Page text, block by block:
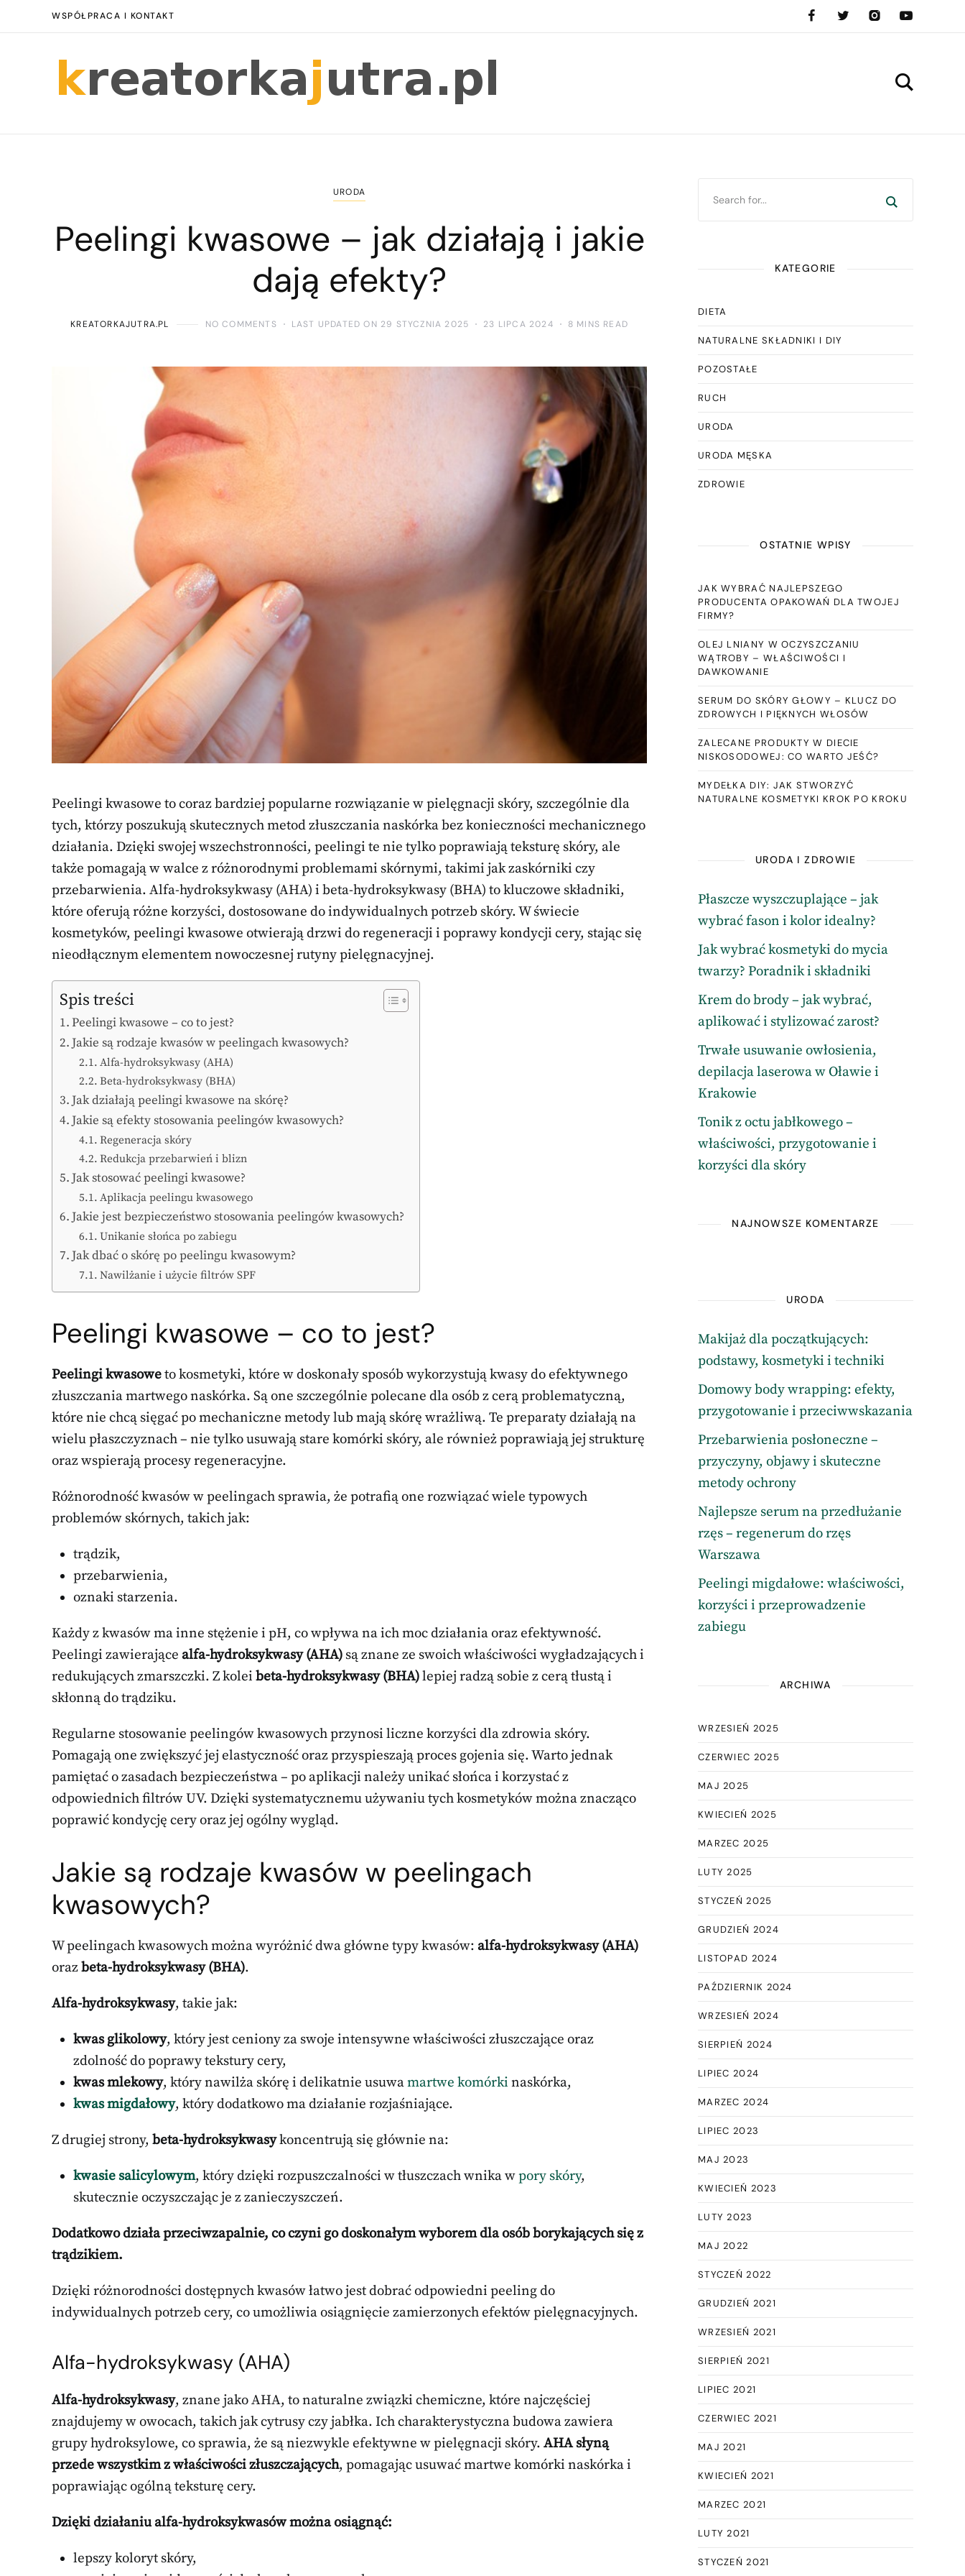
WSPÓŁPRACA I KONTAKT
URODA
Peelingi kwasowe – jak działają i jakie
dają efekty?
KREATORKAJUTRA.PL NO COMMENTS LAST UPDATED ON 29 STYCZNIA 2025 23 LIPCA 2024 8 MINS READ
Peelingi kwasowe to coraz bardziej popularne rozwiązanie w pielęgnacji skóry, szczególnie dla
tych, którzy poszukują skutecznych metod złuszczania naskórka bez konieczności mechanicznego
działania. Dzięki swojej wszechstronności, peelingi te nie tylko poprawiają teksturę skóry, ale
także pomagają w walce z różnorodnymi problemami skórnymi, takimi jak zaskórniki czy
przebarwienia. Alfa-hydroksykwasy (AHA) i beta-hydroksykwasy (BHA) to kluczowe składniki,
które oferują różne korzyści, dostosowane do indywidualnych potrzeb skóry. W świecie
kosmetyków, peelingi kwasowe otwierają drzwi do regeneracji i poprawy kondycji cery, stając się
nieodłącznym elementem nowoczesnej rutyny pielęgnacyjnej.
Spis treści
Peelingi kwasowe – co to jest?
Jakie są rodzaje kwasów w peelingach kwasowych?
Alfa-hydroksykwasy (AHA)
Beta-hydroksykwasy (BHA)
Jak działają peelingi kwasowe na skórę?
Jakie są efekty stosowania peelingów kwasowych?
Regeneracja skóry
Redukcja przebarwień i blizn
Jak stosować peelingi kwasowe?
Aplikacja peelingu kwasowego
Jakie jest bezpieczeństwo stosowania peelingów kwasowych?
Unikanie słońca po zabiegu
Jak dbać o skórę po peelingu kwasowym?
Nawilżanie i użycie filtrów SPF
Peelingi kwasowe – co to jest?
Peelingi kwasoweto kosmetyki, które w doskonały sposób wykorzystują kwasy do efektywnego
złuszczania martwego naskórka. Są one szczególnie polecane dla osób z cerą problematyczną,
które nie chcą sięgać po mechaniczne metody lub mają skórę wrażliwą. Te preparaty działają na
wielu płaszczyznach – nie tylko usuwają stare komórki skóry, ale również poprawiają jej strukturę
oraz wspierają procesy regeneracyjne.
Różnorodność kwasów w peelingach sprawia, że potrafią one rozwiązać wiele typowych
problemów skórnych, takich jak:
trądzik,
przebarwienia,
oznaki starzenia.
Każdy z kwasów ma inne stężenie i pH, co wpływa na ich moc działania oraz efektywność.
Peelingi zawierające alfa-hydroksykwasy (AHA) są znane ze swoich właściwości wygładzających i
redukujących zmarszczki. Z kolei beta-hydroksykwasy (BHA)lepiej radzą sobie z cerą tłustą i
skłonną do trądziku.
Regularne stosowanie peelingów kwasowych przynosi liczne korzyści dla zdrowia skóry.
Pomagają one zwiększyć jej elastyczność oraz przyspieszają proces gojenia się. Warto jednak
pamiętać o zasadach bezpieczeństwa – po aplikacji należy unikać słońca i korzystać z
odpowiednich filtrów UV. Dzięki systematycznemu używaniu tych kosmetyków można znacząco
poprawić kondycję cery oraz jej ogólny wygląd.
Jakie są rodzaje kwasów w peelingach
kwasowych?
W peelingach kwasowych można wyróżnić dwa główne typy kwasów: alfa-hydroksykwasy (AHA)
orazbeta-hydroksykwasy (BHA).
Alfa-hydroksykwasy, takie jak:
kwas glikolowy, który jest ceniony za swoje intensywne właściwości złuszczające oraz
zdolność do poprawy tekstury cery,
kwas mlekowy, który nawilża skórę i delikatnie usuwamartwe komórki naskórka,
kwas migdałowy, który dodatkowo ma działanie rozjaśniające.
Z drugiej strony, beta-hydroksykwasykoncentrują się głównie na:
kwasie salicylowym, który dzięki rozpuszczalności w tłuszczach wnika wpory skóry,
skutecznie oczyszczając je z zanieczyszczeń.
Dodatkowo działa przeciwzapalnie, co czyni go doskonałym wyborem dla osób borykających się z
trądzikiem.
Dzięki różnorodności dostępnych kwasów łatwo jest dobrać odpowiedni peeling do
indywidualnych potrzeb cery, co umożliwia osiągnięcie zamierzonych efektów pielęgnacyjnych.
Alfa-hydroksykwasy (AHA)
Alfa-hydroksykwasy, znane jako AHA, to naturalne związki chemiczne, które najczęściej
znajdujemy w owocach, takich jak cytrusy czy jabłka. Ich charakterystyczna budowa zawiera
grupy hydroksylowe, co sprawia, że są niezwykle efektywne w pielęgnacji skóry. AHA słyną
przede wszystkim z właściwości złuszczających, pomagając usuwać martwe komórki naskórka i
poprawiając ogólną teksturę cery.
Dzięki działaniu alfa-hydroksykwasów można osiągnąć:
lepszy koloryt skóry,
KATEGORIE
DIETA
NATURALNE SKŁADNIKI I DIY
POZOSTAŁE
RUCH
URODA
URODA MĘSKA
ZDROWIE
OSTATNIE WPISY
JAK WYBRAĆ NAJLEPSZEGO
PRODUCENTA OPAKOWAŃ DLA TWOJEJ
FIRMY?
OLEJ LNIANY W OCZYSZCZANIU
WĄTROBY – WŁAŚCIWOŚCI I
DAWKOWANIE
SERUM DO SKÓRY GŁOWY – KLUCZ DO
ZDROWYCH I PIĘKNYCH WŁOSÓW
ZALECANE PRODUKTY W DIECIE
NISKOSODOWEJ: CO WARTO JEŚĆ?
MYDEŁKA DIY: JAK STWORZYĆ
NATURALNE KOSMETYKI KROK PO KROKU
URODA I ZDROWIE
Płaszcze wyszczuplające – jak
wybrać fason i kolor idealny?
Jak wybrać kosmetyki do mycia
twarzy? Poradnik i składniki
Krem do brody – jak wybrać,
aplikować i stylizować zarost?
Trwałe usuwanie owłosienia,
depilacja laserowa w Oławie i
Krakowie
Tonik z octu jabłkowego –
właściwości, przygotowanie i
korzyści dla skóry
NAJNOWSZE KOMENTARZE
URODA
Makijaż dla początkujących:
podstawy, kosmetyki i techniki
Domowy body wrapping: efekty,
przygotowanie i przeciwwskazania
Przebarwienia posłoneczne –
przyczyny, objawy i skuteczne
metody ochrony
Najlepsze serum na przedłużanie
rzęs – regenerum do rzęs
Warszawa
Peelingi migdałowe: właściwości,
korzyści i przeprowadzenie
zabiegu
ARCHIWA
WRZESIEŃ 2025
CZERWIEC 2025
MAJ 2025
KWIECIEŃ 2025
MARZEC 2025
LUTY 2025
STYCZEŃ 2025
GRUDZIEŃ 2024
LISTOPAD 2024
PAŹDZIERNIK 2024
WRZESIEŃ 2024
SIERPIEŃ 2024
LIPIEC 2024
MARZEC 2024
LIPIEC 2023
MAJ 2023
KWIECIEŃ 2023
LUTY 2023
MAJ 2022
STYCZEŃ 2022
GRUDZIEŃ 2021
WRZESIEŃ 2021
SIERPIEŃ 2021
LIPIEC 2021
CZERWIEC 2021
MAJ 2021
KWIECIEŃ 2021
MARZEC 2021
LUTY 2021
STYCZEŃ 2021